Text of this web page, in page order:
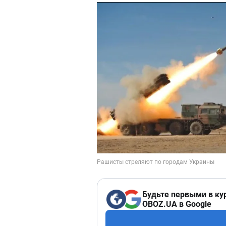
Будьте первыми в
OBOZ.UA в Google